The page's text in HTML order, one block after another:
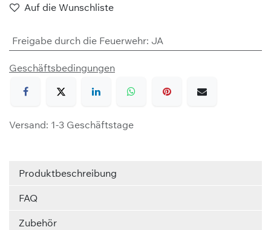
Auf die Wunschliste
Freigabe durch die Feuerwehr: JA
Geschäftsbedingungen
Versand: 1-3 Geschäftstage
Produktbeschreibung
FAQ
Zubehör